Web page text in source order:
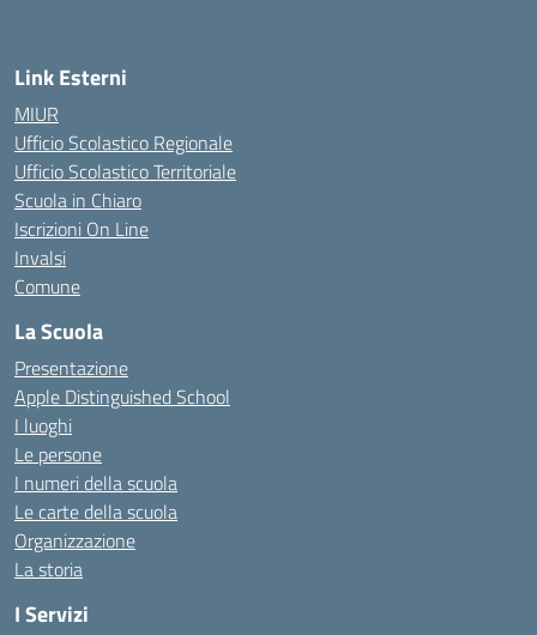
Link Esterni
MIUR
Ufficio Scolastico Regionale
Ufficio Scolastico Territoriale
Scuola in Chiaro
Iscrizioni On Line
Invalsi
Comune
La Scuola
Presentazione
Apple Distinguished School
I luoghi
Le persone
I numeri della scuola
Le carte della scuola
Organizzazione
La storia
I Servizi